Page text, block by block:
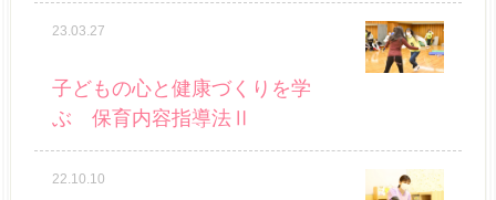
23.03.27
子どもの心と健康づくりを学
ぶ 保育内容指導法Ⅱ
22.10.10